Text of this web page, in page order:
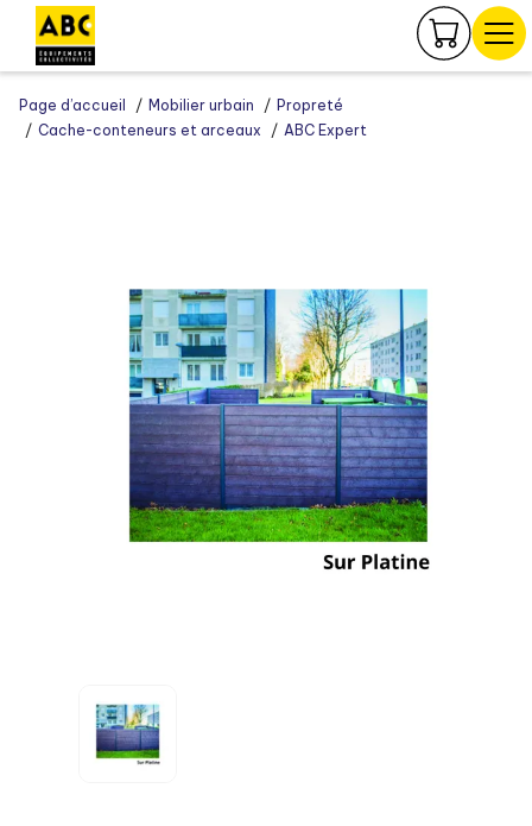
Page d’accueil Mobilier urbain
Propreté
Cache-conteneurs et arceaux
ABC Expert
Panneau de gestion des cookies